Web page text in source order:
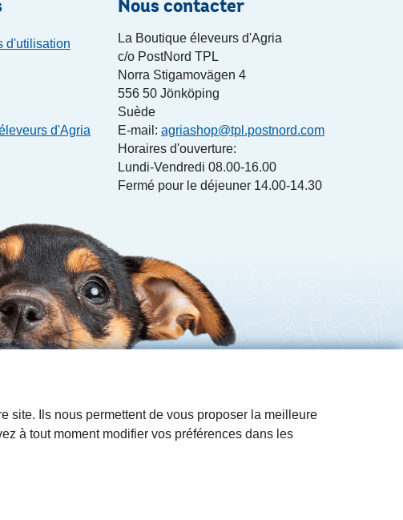
d'utilisation
d'Agria
La Boutique éleveurs d'Agria
c/o PostNord TPL
Norra Stigamovägen 4
556 50 Jönköping
Suède
E-mail: agriashop@tpl.postnord.com
Horaires d'ouverture:
Lundi-Vendredi 08.00-16.00
Fermé pour le déjeuner 14.00-14.30
site. Ils nous permettent de vous proposer la meilleure
à tout moment modifier vos préférences dans les